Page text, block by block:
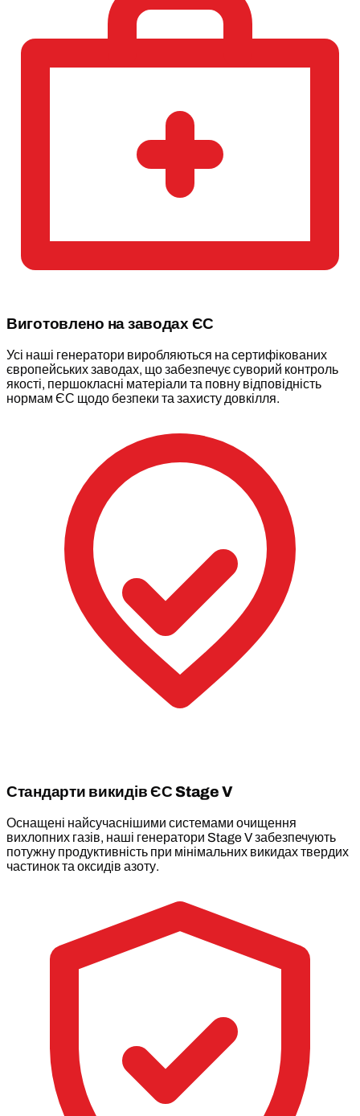
Виготовлено на заводах ЄС
Усі наші генератори виробляються на сертифікованих
європейських заводах, що забезпечує суворий контроль
якості, першокласні матеріали та повну відповідність
нормам ЄС щодо безпеки та захисту довкілля.
Стандарти викидів ЄС Stage V
Оснащені найсучаснішими системами очищення
вихлопних газів, наші генератори Stage V забезпечують
потужну продуктивність при мінімальних викидах твердих
частинок та оксидів азоту.